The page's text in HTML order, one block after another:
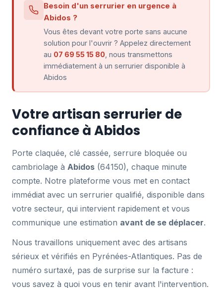
Besoin d'un serrurier en urgence à
Abidos ?
Vous êtes devant votre porte sans aucune
solution pour l'ouvrir ? Appelez directement
au 07 69 55 15 80 , nous transmettons
immédiatement à un serrurier disponible à
Abidos
Votre artisan serrurier de
confiance à Abidos
Porte claquée, clé cassée, serrure bloquée ou
cambriolage à Abidos (64150), chaque minute
compte. Notre plateforme vous met en contact
immédiat avec un serrurier qualifié, disponible dans
votre secteur, qui intervient rapidement et vous
communique une estimation avant de se déplacer.
Nous travaillons uniquement avec des artisans
sérieux et vérifiés en Pyrénées-Atlantiques. Pas de
numéro surtaxé, pas de surprise sur la facture :
vous savez à quoi vous en tenir avant l'intervention.